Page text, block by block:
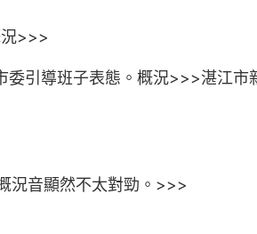
>>>
引導班子表態。概況>>>湛江市
況音顯然不太對勁。>>>